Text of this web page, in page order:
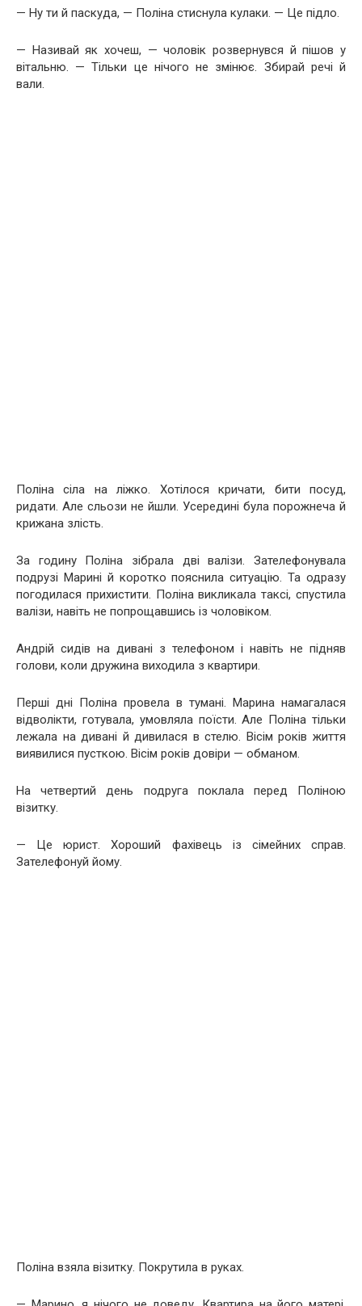
— Ну ти й паскуда, — Поліна стиснула кулаки. — Це підло.
— Називай як хочеш, — чоловік розвернувся й пішов у
вітальню. — Тільки це нічого не змінює. Збирай речі й
вали.
Поліна сіла на ліжко. Хотілося кричати, бити посуд,
ридати. Але сльози не йшли. Усередині була порожнеча й
крижана злість.
За годину Поліна зібрала дві валізи. Зателефонувала
подрузі Марині й коротко пояснила ситуацію. Та одразу
погодилася прихистити. Поліна викликала таксі, спустила
валізи, навіть не попрощавшись із чоловіком.
Андрій сидів на дивані з телефоном і навіть не підняв
голови, коли дружина виходила з квартири.
Перші дні Поліна провела в тумані. Марина намагалася
відволікти, готувала, умовляла поїсти. Але Поліна тільки
лежала на дивані й дивилася в стелю. Вісім років життя
виявилися пусткою. Вісім років довіри — обманом.
На четвертий день подруга поклала перед Поліною
візитку.
— Це юрист. Хороший фахівець із сімейних справ.
Зателефонуй йому.
Поліна взяла візитку. Покрутила в руках.